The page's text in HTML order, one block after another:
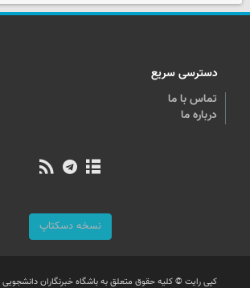
دسترسی سریع
تماس با ما
درباره ما
نسخه دسکتاپ
کپی رایت © کلیه حقوق متعلق به باشگاه خبرنگاران دانشجویی